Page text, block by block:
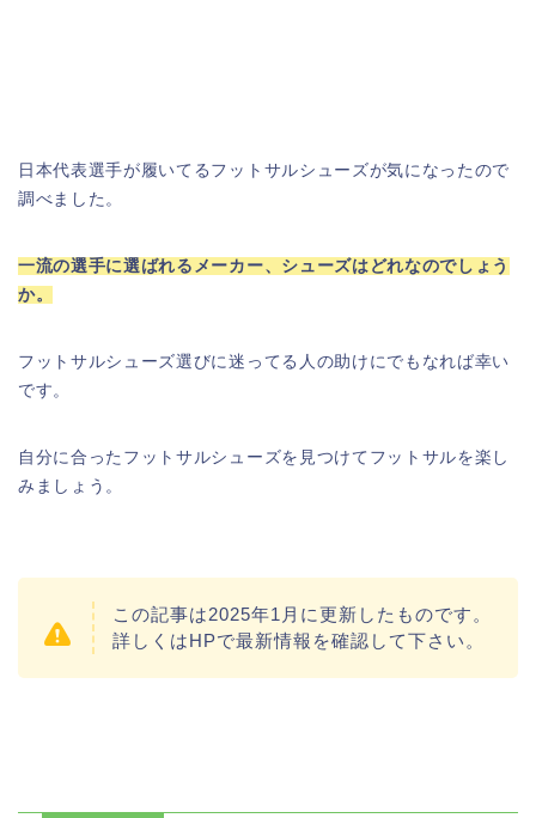
日本代表選手が履いてるフットサルシューズが気になったので
調べました。
一流の選手に選ばれるメーカー、シューズはどれなのでしょう
か。
フットサルシューズ選びに迷ってる人の助けにでもなれば幸い
です。
自分に合ったフットサルシューズを見つけてフットサルを楽し
みましょう。
この記事は2025年1月に更新したものです。
詳しくはHPで最新情報を確認して下さい。